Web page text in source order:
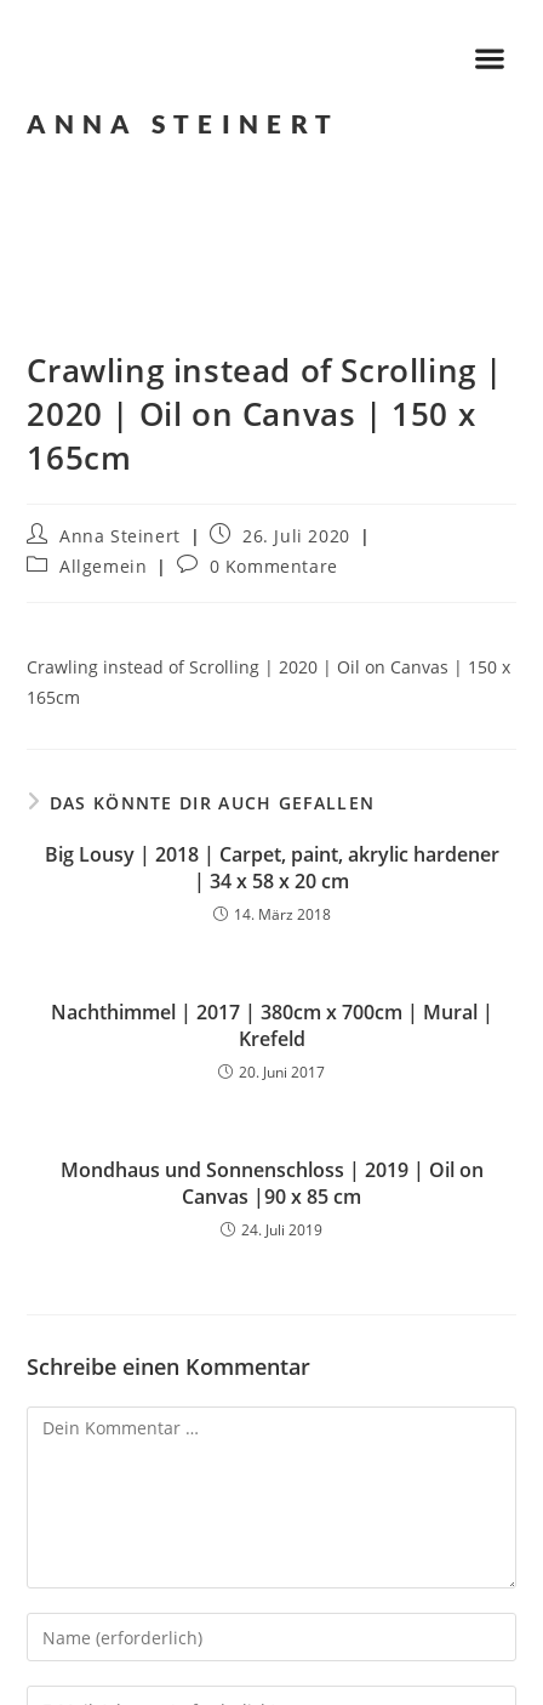
ANNA STEINERT
Crawling instead of Scrolling |
2020 | Oil on Canvas | 150 x
165cm
Anna Steinert
26. Juli 2020
Allgemein
0 Kommentare
Crawling instead of Scrolling | 2020 | Oil on Canvas | 150 x
165cm
DAS KÖNNTE DIR AUCH GEFALLEN
Big Lousy | 2018 | Carpet, paint, akrylic hardener
| 34 x 58 x 20 cm
14. März 2018
Nachthimmel | 2017 | 380cm x 700cm | Mural |
Krefeld
20. Juni 2017
Mondhaus und Sonnenschloss | 2019 | Oil on
Canvas |90 x 85 cm
24. Juli 2019
Schreibe einen Kommentar